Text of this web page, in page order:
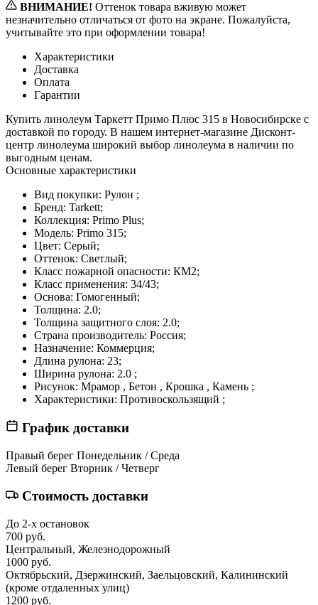
ВНИМАНИЕ! Оттенок товара вживую может
незначительно отличаться от фото на экране. Пожалуйста,
учитывайте это при оформлении товара!
Характеристики
Доставка
Оплата
Гарантии
Купить линолеум Таркетт Примо Плюс 315 в Новосибирске с
доставкой по городу. В нашем интернет-магазине Дисконт-
центр линолеума широкий выбор линолеума в наличии по
выгодным ценам.
Основные характеристики
Вид покупки: Рулон ;
Бренд: Tarkett;
Коллекция: Primo Plus;
Модель: Primo 315;
Цвет: Серый;
Оттенок: Светлый;
Класс пожарной опасности: КМ2;
Класс применения: 34/43;
Основа: Гомогенный;
Толщина: 2.0;
Толщина защитного слоя: 2.0;
Страна производитель: Россия;
Назначение: Коммерция;
Длина рулона: 23;
Ширина рулона: 2.0 ;
Рисунок: Мрамор , Бетон , Крошка , Камень ;
Характеристики: Противоскользящий ;
График доставки
Правый берег Понедельник / Среда
Левый берег Вторник / Четверг
Стоимость доставки
До 2-х остановок
700 руб.
Центральный, Железнодорожный
1000 руб.
Октябрьский, Дзержинский, Заельцовский, Калининский
(кроме отдаленных улиц)
1200 руб.